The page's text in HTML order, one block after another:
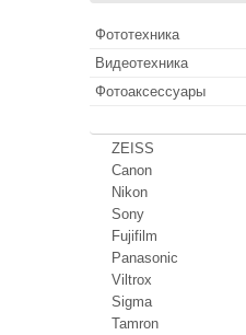
Фототехника
Видеотехника
Фотоаксессуары
ZEISS
Canon
Nikon
Sony
Fujifilm
Panasonic
Viltrox
Sigma
Tamron